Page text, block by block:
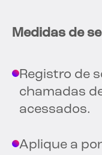
Medidas de
Registro de
chamadas
acessados.
Aplique a